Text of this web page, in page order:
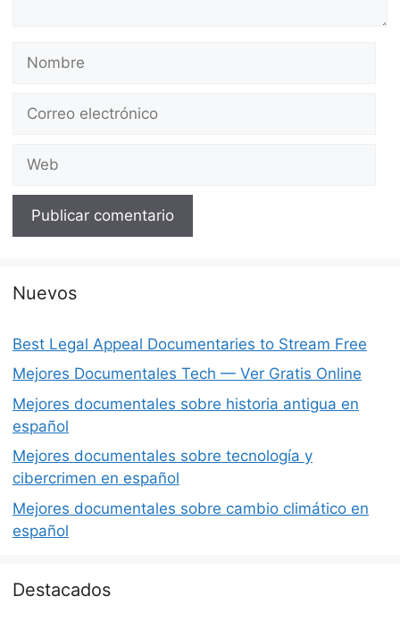
electrónico
Nuevos
Best Legal Appeal Documentaries to Stream Free
Mejores Documentales Tech — Ver Gratis Online
Mejores documentales sobre historia antigua en
español
Mejores documentales sobre tecnología y
cibercrimen en español
Mejores documentales sobre cambio climático en
español
Destacados